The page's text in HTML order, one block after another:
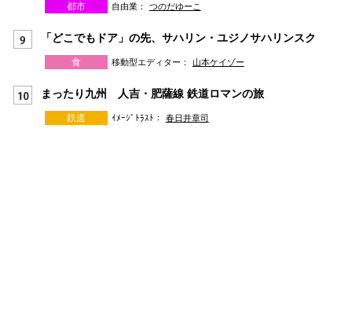
都市 自由業： つのだゆーこ
「どこでもドア」の先、サハリン・ユジノサハリンスク
食 移動型エディター： 山本ケイゾー
まったり九州 人吉・肥薩線 鉄道ロマンの旅
鉄道 ｲﾒｰｼﾞﾄﾗｽﾄ： 春日井章司